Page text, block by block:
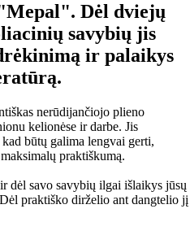
Dėl dviejų
savybių jis
ir palaikys
nerūdijančiojo plieno
kelionėse ir darbe. Jis
būtų galima lengvai gerti,
praktiškumą.
dėl savo savybių ilgai išlaikys jūsų
praktiško dirželio ant dangtelio jį